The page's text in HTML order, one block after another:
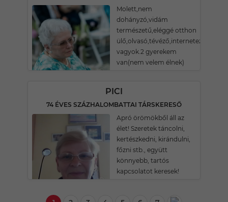
Molett,nem
dohányzó,vidám
természetű,eléggé otthon
ülő,olvasó,tévéző,internetező
vagyok.2 gyerekem
van(nem velem élnek)
PICI
74 ÉVES SZÁZHALOMBATTAI TÁRSKERESŐ
Apró örömökből áll az
élet! Szeretek táncolni,
kertészkedni, kirándulni,
főzni stb., együtt
könnyebb, tartós
kapcsolatot keresek!